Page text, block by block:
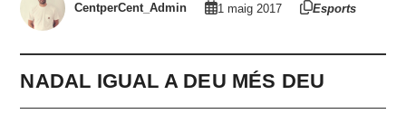
CentperCent_Admin 1 maig 2017 Esports
NADAL IGUAL A DEU MÉS DEU